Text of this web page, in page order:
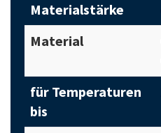
Materialstärke
Material
für Temperaturen
bis